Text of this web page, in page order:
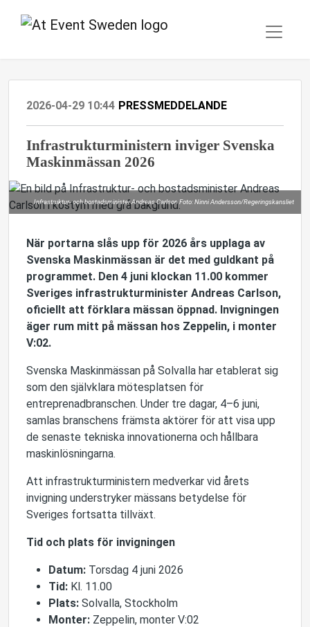
2026-04-29 10:44 PRESSMEDDELANDE
Infrastrukturministern inviger Svenska
Maskinmässan 2026
Infrastruktur- och bostadsminister Andreas Carlson Foto: Ninni Andersson/Regeringskansliet
När portarna slås upp för 2026 års upplaga av
Svenska Maskinmässan är det med guldkant på
programmet. Den 4 juni klockan 11.00 kommer
Sveriges infrastrukturminister Andreas Carlson,
oficiellt att förklara mässan öppnad. Invigningen
äger rum mitt på mässan hos Zeppelin, i monter
V:02.
Svenska Maskinmässan på Solvalla har etablerat sig
som den självklara mötesplatsen för
entreprenadbranschen. Under tre dagar, 4–6 juni,
samlas branschens främsta aktörer för att visa upp
de senaste tekniska innovationerna och hållbara
maskinlösningarna.
Att infrastrukturministern medverkar vid årets
invigning understryker mässans betydelse för
Sveriges fortsatta tillväxt.
Tid och plats för invigningen
Datum: Torsdag 4 juni 2026
Tid: Kl. 11.00
Plats: Solvalla, Stockholm
Monter: Zeppelin, monter V:02